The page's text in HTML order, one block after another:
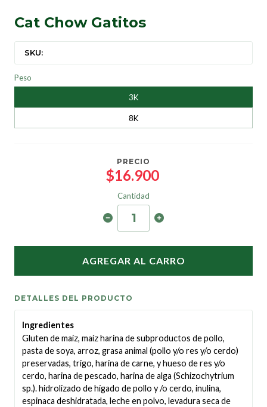
Cat Chow Gatitos
SKU:
Peso
3K
8K
PRECIO
$16.900
Cantidad
AGREGAR AL CARRO
DETALLES DEL PRODUCTO
Ingredientes
Gluten de maíz, maíz harina de subproductos de pollo,
pasta de soya, arroz, grasa animal (pollo y/o res y/o cerdo)
preservadas, trigo, harina de carne, y hueso de res y/o
cerdo, harina de pescado, harina de alga (Schizochytrium
sp.). hidrolizado de hígado de pollo y /o cerdo, inulina,
espinaca deshidratada, leche en polvo, levadura seca de